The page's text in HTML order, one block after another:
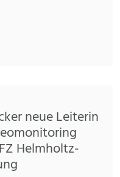
neue Leiterin
Helmholtz-